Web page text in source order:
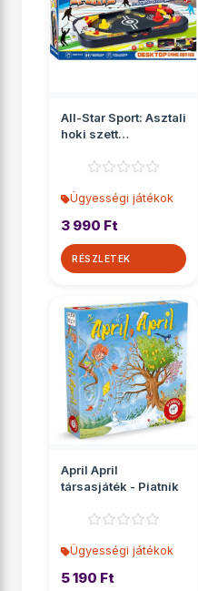
All-Star Sport: Asztali
hoki szett
Ügyességi játékok
3 990 Ft
RÉSZLETEK
April April
társasjáték - Piatnik
Ügyességi játékok
5 190 Ft